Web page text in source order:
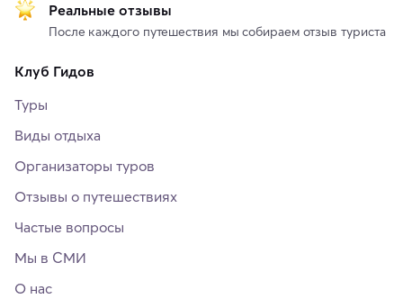
Реальные отзывы
После каждого путешествия мы собираем отзыв туриста
Клуб Гидов
Туры
Виды отдыха
Организаторы туров
Отзывы о путешествиях
Частые вопросы
Мы в СМИ
О нас